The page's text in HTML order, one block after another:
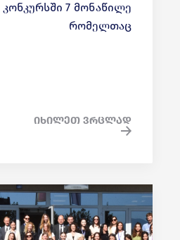
7 მონაწილე
რომელთაც
იხილეთ ვრცლად